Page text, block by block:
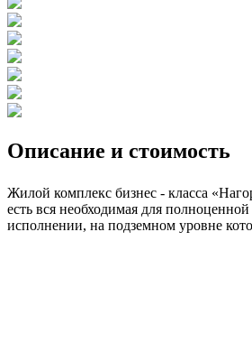
Описание и стоимость
Жилой комплекс бизнес - класса
есть вся необходимая для
исполнении, на подземном уровне